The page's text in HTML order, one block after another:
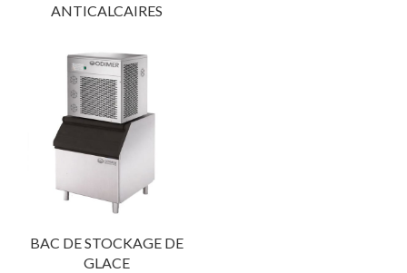
ANTICALCAIRES
BAC DE STOCKAGE DE
GLACE